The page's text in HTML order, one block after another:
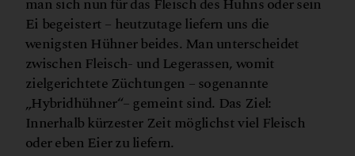
man sich nun für das Fleisch des Huhns oder sein
Ei begeistert – heutzutage liefern uns die
wenigsten Hühner beides. Man unterscheidet
zwischen Fleisch- und Legerassen, womit
zielgerichtete Züchtungen – sogenannte
„Hybridhühner“– gemeint sind. Das Ziel:
Innerhalb kürzester Zeit möglichst viel Fleisch
oder eben Eier zu liefern.